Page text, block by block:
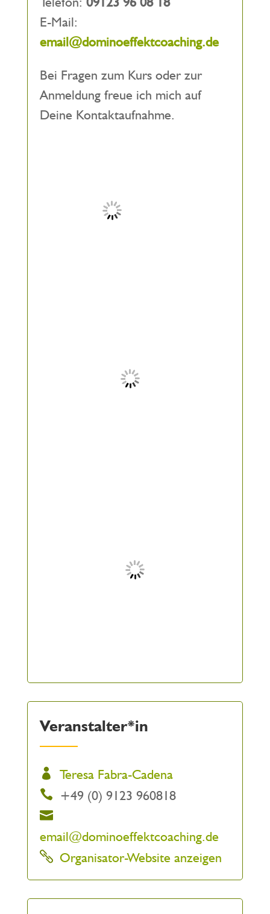
E-Mail:
email@dominoeffektcoaching.de
Bei Fragen zum Kurs oder zur
Anmeldung freue ich mich auf
Deine Kontaktaufnahme.
Veranstalter*in
Teresa Fabra-Cadena
+49 (0) 9123 960818
email@dominoeffektcoaching.de
Organisator-Website anzeigen